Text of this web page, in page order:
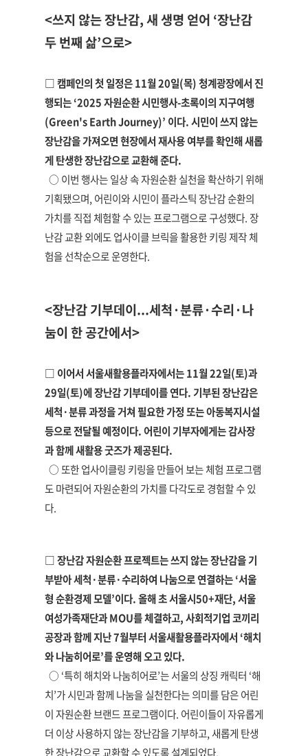
<쓰지 않는 장난감, 새 생명 얻어 ‘장난감
두 번째 삶’으로>
□ 캠페인의 첫 일정은 11월 20일(목) 청계광장에서 진
행되는 ‘2025 자원순환 시민행사-초록이의 지구여행
(Green's Earth Journey)’ 이다. 시민이 쓰지 않는
장난감을 가져오면 현장에서 재사용 여부를 확인해 새롭
게 탄생한 장난감으로 교환해 준다.
○ 이번 행사는 일상 속 자원순환 실천을 확산하기 위해
기획됐으며, 어린이와 시민이 플라스틱 장난감 순환의
가치를 직접 체험할 수 있는 프로그램으로 구성했다. 장
난감 교환 외에도 업사이클 브릭을 활용한 키링 제작 체
험을 선착순으로 운영한다.
<장난감 기부데이...세척·분류·수리·나
눔이 한 공간에서>
□ 이어서 서울새활용플라자에서는 11월 22일(토)과
29일(토)에 장난감 기부데이를 연다. 기부된 장난감은
세척·분류 과정을 거쳐 필요한 가정 또는 아동복지시설
등으로 전달될 예정이다. 어린이 기부자에게는 감사장
과 함께 새활용 굿즈가 제공된다.
○ 또한 업사이클링 키링을 만들어 보는 체험 프로그램
도 마련되어 자원순환의 가치를 다각도로 경험할 수 있
다.
□ 장난감 자원순환 프로젝트는 쓰지 않는 장난감을 기
부받아 세척·분류·수리하여 나눔으로 연결하는 ‘서울
형 순환경제 모델’이다. 올해 초 서울시50+재단, 서울
여성가족재단과 MOU를 체결하고, 사회적기업 코끼리
공장과 함께 지난 7월부터 서울새활용플라자에서 ‘해치
와 나눔히어로’를 운영해 오고 있다.
○ ‘특히 해치와 나눔히어로’는 서울의 상징 캐릭터 ‘해
치’가 시민과 함께 나눔을 실천한다는 의미를 담은 어린
이 자원순환 브랜드 프로그램이다. 어린이들이 자유롭게
더 이상 사용하지 않는 장난감을 기부하고, 새롭게 탄생
한 장난감으로 교환할 수 있도록 설계되었다.